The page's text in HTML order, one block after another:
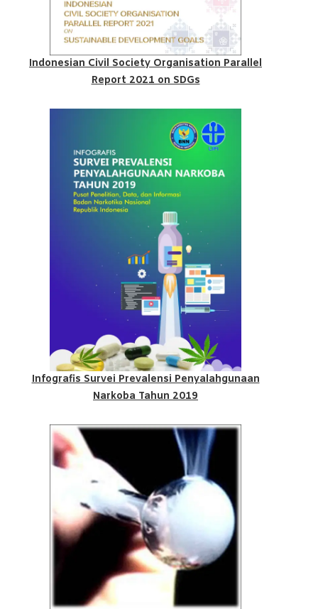
Indonesian Civil Society Organisation Parallel
Report 2021 on SDGs
Infografis Survei Prevalensi Penyalahgunaan
Narkoba Tahun 2019